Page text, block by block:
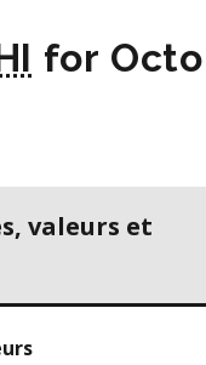
for
valeurs et